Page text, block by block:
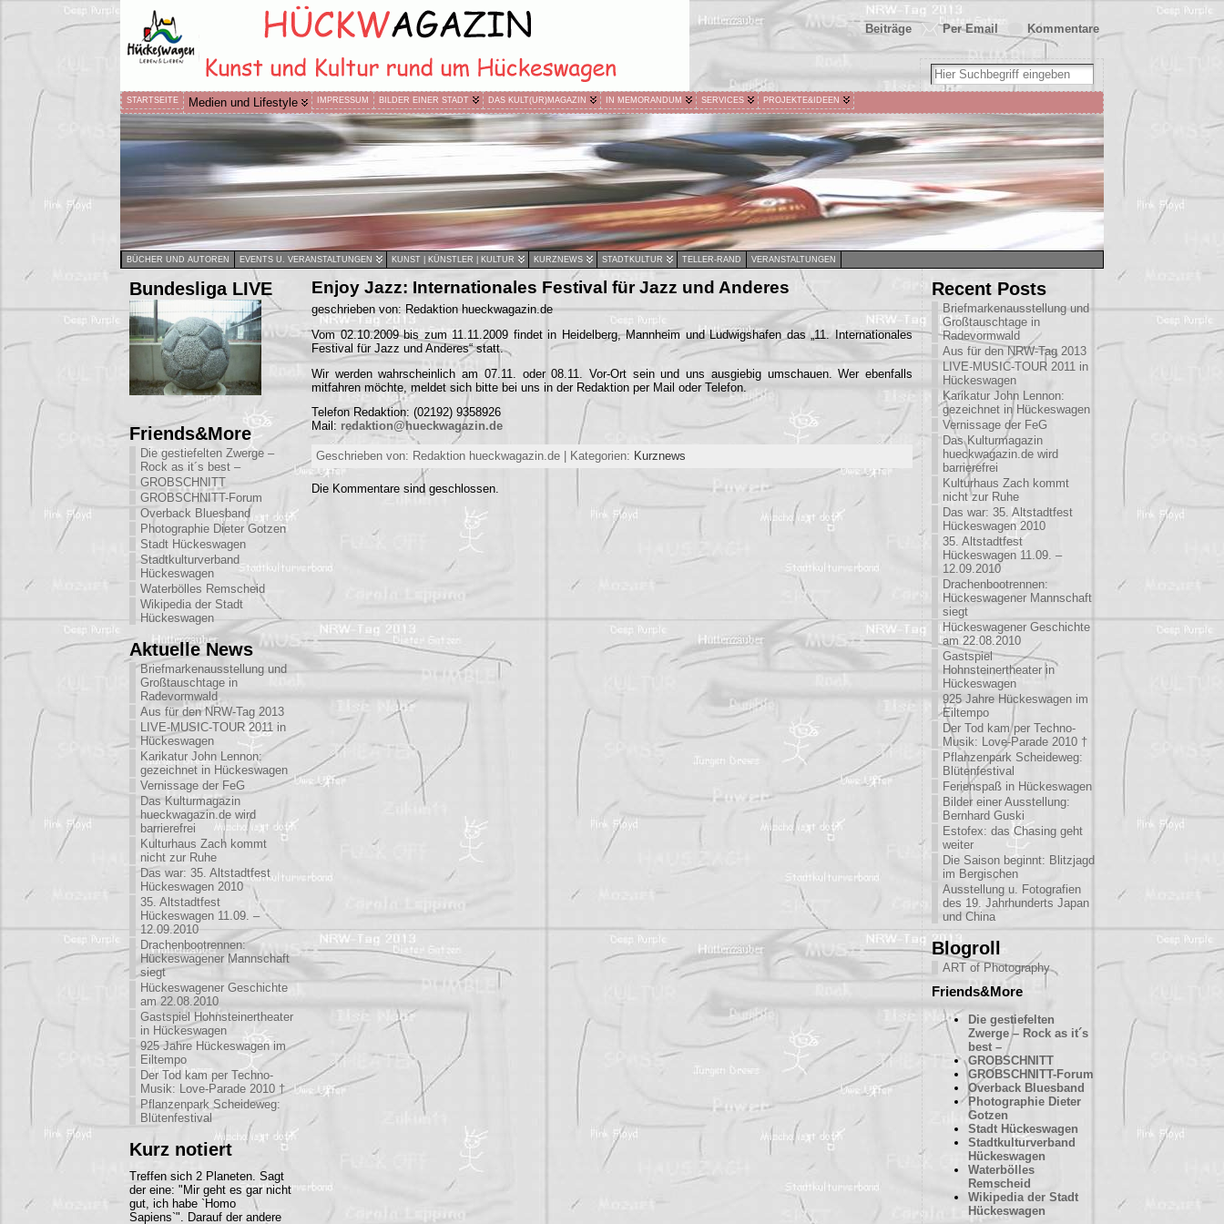
Kommentare
Per Email
Beiträge
STARTSEITE Medien und Lifestyle IMPRESSUM BILDER EINER STADT DAS KULT(UR)MAGAZIN IN MEMORANDUM SERVICES PROJEKTE&IDEEN
BÜCHER UND AUTOREN EVENTS U. VERANSTALTUNGEN KUNST | KÜNSTLER | KULTUR KURZNEWS STADTKULTUR TELLER-RAND VERANSTALTUNGEN
Bundesliga LIVE
Friends&More
Die gestiefelten Zwerge –
Rock as it´s best –
GROBSCHNITT
GROBSCHNITT-Forum
Overback Bluesband
Photographie Dieter Gotzen
Stadt Hückeswagen
Stadtkulturverband
Hückeswagen
Waterbölles Remscheid
Wikipedia der Stadt
Hückeswagen
Aktuelle News
Briefmarkenausstellung und
Großtauschtage in
Radevormwald
Aus für den NRW-Tag 2013
LIVE-MUSIC-TOUR 2011 in
Hückeswagen
Karikatur John Lennon:
gezeichnet in Hückeswagen
Vernissage der FeG
Das Kulturmagazin
hueckwagazin.de wird
barrierefrei
Kulturhaus Zach kommt
nicht zur Ruhe
Das war: 35. Altstadtfest
Hückeswagen 2010
35. Altstadtfest
Hückeswagen 11.09. –
12.09.2010
Drachenbootrennen:
Hückeswagener Mannschaft
siegt
Hückeswagener Geschichte
am 22.08.2010
Gastspiel Hohnsteinertheater
in Hückeswagen
925 Jahre Hückeswagen im
Eiltempo
Der Tod kam per Techno-
Musik: Love-Parade 2010 †
Pflanzenpark Scheideweg:
Blütenfestival
Kurz notiert
Treffen sich 2 Planeten. Sagt
der eine: "Mir geht es gar nicht
gut, ich habe `Homo
Sapiens`". Darauf der andere
Enjoy Jazz: Internationales Festival für Jazz und Anderes
geschrieben von: Redaktion hueckwagazin.de
Vom 02.10.2009 bis zum 11.11.2009 findet in Heidelberg, Mannheim und Ludwigshafen das „11. Internationales
Festival für Jazz und Anderes“ statt.
Wir werden wahrscheinlich am 07.11. oder 08.11. Vor-Ort sein und uns ausgiebig umschauen. Wer ebenfalls
mitfahren möchte, meldet sich bitte bei uns in der Redaktion per Mail oder Telefon.
Telefon Redaktion: (02192) 9358926
Mail: redaktion@hueckwagazin.de
Geschrieben von: Redaktion hueckwagazin.de | Kategorien: Kurznews
Die Kommentare sind geschlossen.
Recent Posts
Briefmarkenausstellung und
Großtauschtage in
Radevormwald
Aus für den NRW-Tag 2013
LIVE-MUSIC-TOUR 2011 in
Hückeswagen
Karikatur John Lennon:
gezeichnet in Hückeswagen
Vernissage der FeG
Das Kulturmagazin
hueckwagazin.de wird
barrierefrei
Kulturhaus Zach kommt
nicht zur Ruhe
Das war: 35. Altstadtfest
Hückeswagen 2010
35. Altstadtfest
Hückeswagen 11.09. –
12.09.2010
Drachenbootrennen:
Hückeswagener Mannschaft
siegt
Hückeswagener Geschichte
am 22.08.2010
Gastspiel
Hohnsteinertheater in
Hückeswagen
925 Jahre Hückeswagen im
Eiltempo
Der Tod kam per Techno-
Musik: Love-Parade 2010 †
Pflanzenpark Scheideweg:
Blütenfestival
Ferienspaß in Hückeswagen
Bilder einer Ausstellung:
Bernhard Guski
Estofex: das Chasing geht
weiter
Die Saison beginnt: Blitzjagd
im Bergischen
Ausstellung u. Fotografien
des 19. Jahrhunderts Japan
und China
Blogroll
ART of Photography
Friends&More
Die gestiefelten
Zwerge – Rock as it´s
best –
GROBSCHNITT
GROBSCHNITT-Forum
Overback Bluesband
Photographie Dieter
Gotzen
Stadt Hückeswagen
Stadtkulturverband
Hückeswagen
Waterbölles
Remscheid
Wikipedia der Stadt
Hückeswagen